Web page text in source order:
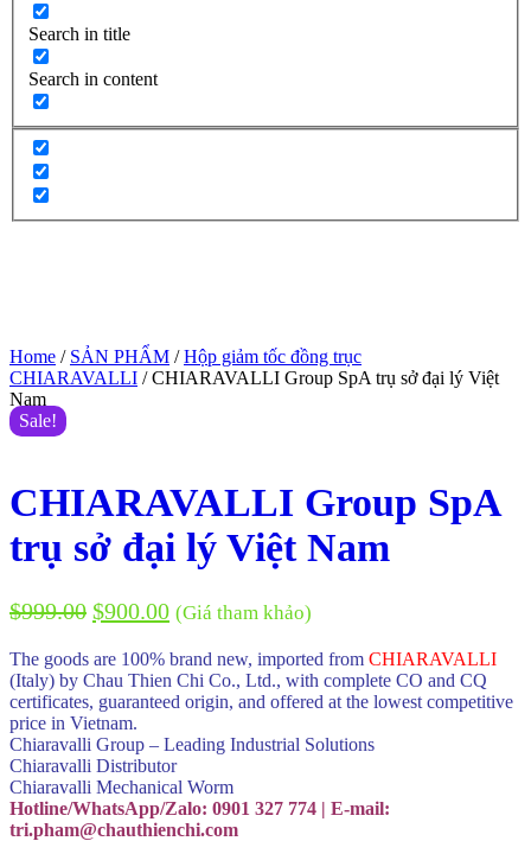
Search in title
Search in content
Home / SẢN PHẨM /Hộp giảm tốc đồng trục
CHIARAVALLI / CHIARAVALLI Group SpA trụ sở đại lý Việt
Nam
Sale!
CHIARAVALLI Group SpA
trụ sở đại lý Việt Nam
$999.00 $900.00 (Giá tham khảo)
The goods are 100% brand new, imported from CHIARAVALLI
(Italy) by Chau Thien Chi Co., Ltd., with complete CO and CQ
certificates, guaranteed origin, and offered at the lowest competitive
price in Vietnam.
Chiaravalli Group – Leading Industrial Solutions
Chiaravalli Distributor
Chiaravalli Mechanical Worm
Hotline/WhatsApp/Zalo: 0901 327 774 | E-mail:
tri.pham@chauthienchi.com